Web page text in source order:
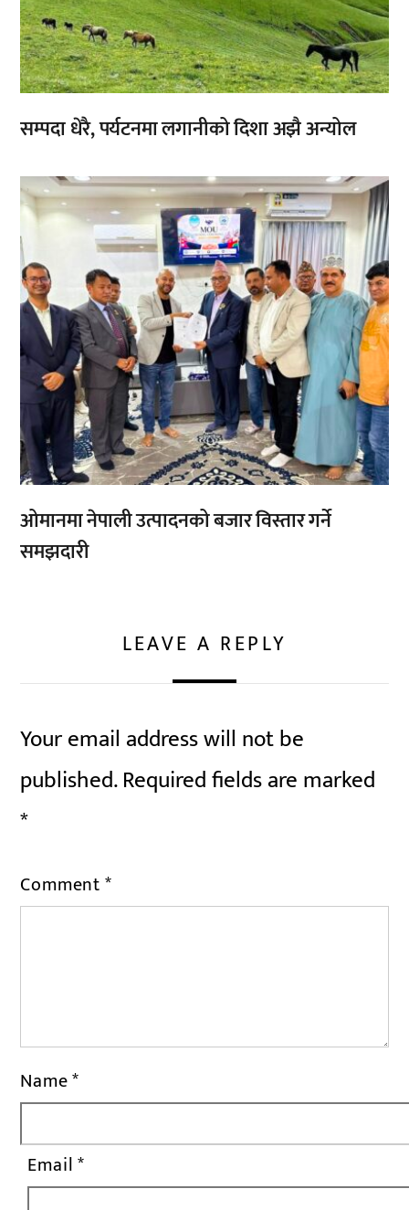
सम्पदा धेरै, पर्यटनमा लगानीको दिशा अझै अन्योल
,,
ओमानमा नेपाली उत्पादनको बजार विस्तार गर्ने
समझदारी
LEAVE A REPLY
Your email address will not be
published.Required fields are marked
*
Comment*
Name*
Email*